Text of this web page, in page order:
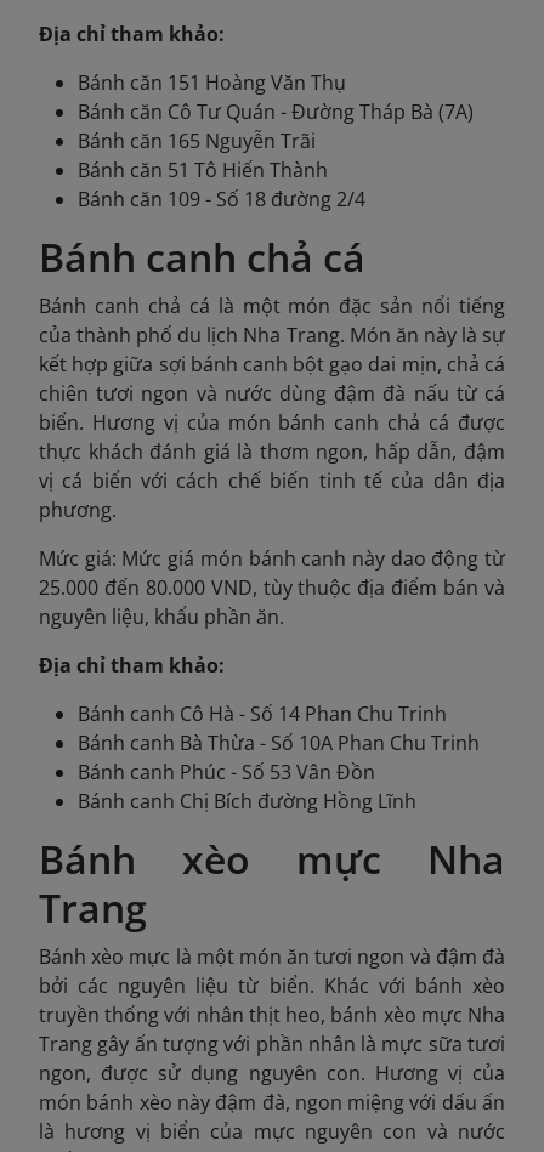
Địa chỉ tham khảo:
Bánh căn 151 Hoàng Văn Thụ
Bánh căn Cô Tư Quán - Đường Tháp Bà (7A)
Bánh căn 165 Nguyễn Trãi
Bánh căn 51 Tô Hiến Thành
Bánh căn 109 - Số 18 đường 2/4
Bánh canh chả cá
Bánh canh chả cá là một món đặc sản nổi tiếng
của thành phố du lịch Nha Trang. Món ăn này là sự
kết hợp giữa sợi bánh canh bột gạo dai mịn, chả cá
chiên tươi ngon và nước dùng đậm đà nấu từ cá
biển. Hương vị của món bánh canh chả cá được
thực khách đánh giá là thơm ngon, hấp dẫn, đậm
vị cá biển với cách chế biến tinh tế của dân địa
phương.
Mức giá: Mức giá món bánh canh này dao động từ
25.000 đến 80.000 VND, tùy thuộc địa điểm bán và
nguyên liệu, khẩu phần ăn.
Địa chỉ tham khảo:
Bánh canh Cô Hà - Số 14 Phan Chu Trinh
Bánh canh Bà Thừa - Số 10A Phan Chu Trinh
Bánh canh Phúc - Số 53 Vân Đồn
Bánh canh Chị Bích đường Hồng Lĩnh
Bánh xèo mực Nha
Trang
Bánh xèo mực là một món ăn tươi ngon và đậm đà
bởi các nguyên liệu từ biển. Khác với bánh xèo
truyền thống với nhân thịt heo, bánh xèo mực Nha
Trang gây ấn tượng với phần nhân là mực sữa tươi
ngon, được sử dụng nguyên con. Hương vị của
món bánh xèo này đậm đà, ngon miệng với dấu ấn
là hương vị biển của mực nguyên con và nước